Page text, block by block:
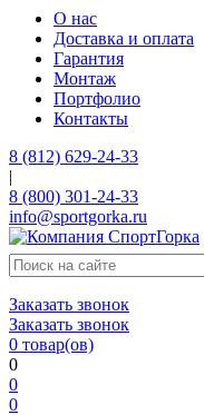
О нас
Доставка и оплата
Гарантия
Монтаж
Портфолио
Контакты
8 (812) 629-24-33
|
8 (800) 301-24-33
info@sportgorka.ru
Заказать звонок
Заказать звонок
0 товар(ов)
0
0
0